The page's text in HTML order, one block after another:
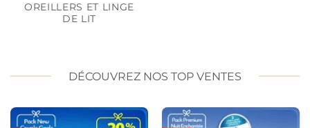
OREILLERS ET LINGE
DE LIT
DÉCOUVREZ NOS TOP VENTES